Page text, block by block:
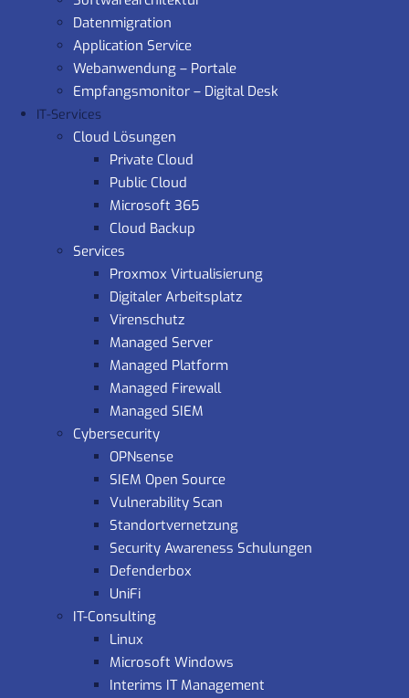
Datenmigration
Application Service
Webanwendung – Portale
Empfangsmonitor – Digital Desk
IT-Services
Cloud Lösungen
Private Cloud
Public Cloud
Microsoft 365
Cloud Backup
Services
Proxmox Virtualisierung
Digitaler Arbeitsplatz
Virenschutz
Managed Server
Managed Platform
Managed Firewall
Managed SIEM
Cybersecurity
OPNsense
SIEM Open Source
Vulnerability Scan
Standortvernetzung
Security Awareness Schulungen
Defenderbox
UniFi
IT-Consulting
Linux
Microsoft Windows
Interims IT Management